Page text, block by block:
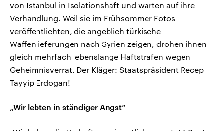
von Istanbul in Isolationshaft und warten auf ihre
Verhandlung. Weil sie im Frühsommer Fotos
veröffentlichten, die angeblich türkische
Waffenlieferungen nach Syrien zeigen, drohen ihnen
gleich mehrfach lebenslange Haftstrafen wegen
Geheimnisverrat. Der Kläger: Staatspräsident Recep
Tayyip Erdogan!
„Wir lebten in ständiger Angst“